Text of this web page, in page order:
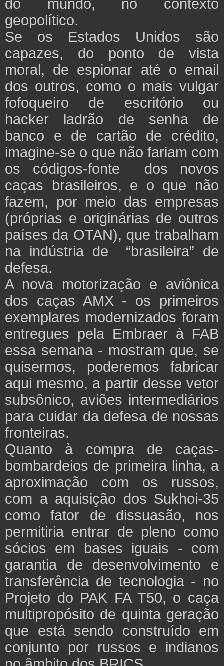
do mundo, no contexto
geopolítico.
Se os Estados Unidos são
capazes, do ponto de vista
moral, de espionar até o email
dos outros, como o mais vulgar
fofoqueiro de escritório ou
hacker ladrão de senha de
banco e de cartão de crédito,
imagine-se o que não fariam com
os códigos-fonte dos novos
caças brasileiros, e o que não
fazem, por meio das empresas
(próprias e originárias de outros
países da OTAN), que trabalham
na indústria de “brasileira” de
defesa.
A nova motorização e aviônica
dos caças AMX - os primeiros
exemplares modernizados foram
entregues pela Embraer à FAB
essa semana - mostram que, se
quisermos, poderemos fabricar
aqui mesmo, a partir desse vetor
subsônico, aviões intermediários
para cuidar da defesa de nossas
fronteiras.
Quanto à compra de caças-
bombardeios de primeira linha, a
aproximação com os russos,
com a aquisição dos Sukhoi-35
como fator de dissuasão, nos
permitiria entrar de pleno como
sócios em bases iguais - com
garantia de desenvolvimento e
transferência de tecnologia - no
Projeto do PAK FA T50, o caça
multipropósito de quinta geração
que está sendo construído em
conjunto por russos e indianos